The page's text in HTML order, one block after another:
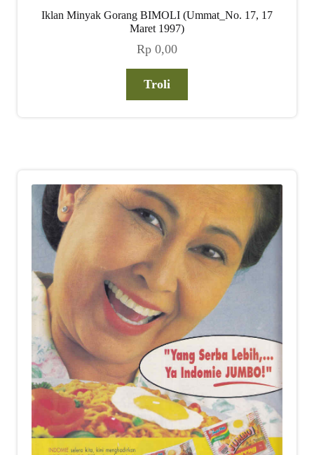
Iklan Minyak Gorang BIMOLI (Ummat_No. 17, 17
Maret 1997)
Rp 0,00
Troli